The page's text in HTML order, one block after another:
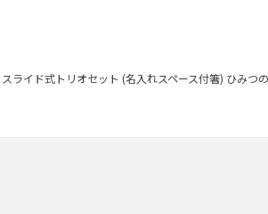
ライド式トリオセット (名入れスペース付箸) ひみつ